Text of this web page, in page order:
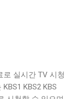
로 실시간 TV 시청
KBS2 KBS